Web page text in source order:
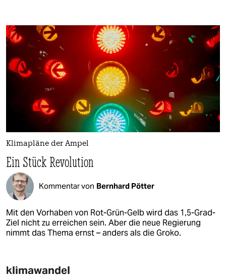
Klimapläne der Ampel
Ein Stück Revolution
Kommentar von Bernhard Pötter
Mit den Vorhaben von Rot-Grün-Gelb wird das 1,5-Grad-
Ziel nicht zu erreichen sein. Aber die neue Regierung
nimmt das Thema ernst – anders als die Groko.
klimawandel